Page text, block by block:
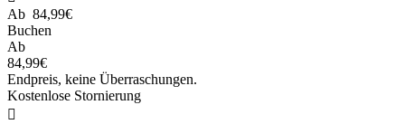
Ab 84,99€
Buchen
Ab
84,99€
Endpreis, keine Überraschungen.
Kostenlose Stornierung
